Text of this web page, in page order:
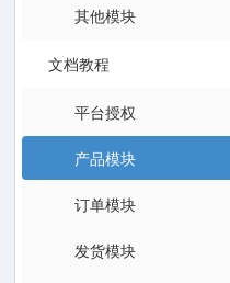
其他模块
文档教程
平台授权
产品模块
订单模块
发货模块